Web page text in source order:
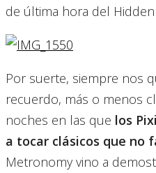
de última hora del Hidden
Por suerte, siempre nos
recuerdo, más o menos
noches en las que los
a tocar clásicos que no
Metronomy vino a